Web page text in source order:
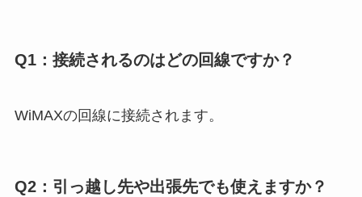
Q1：接続されるのはどの回線ですか？
WiMAXの回線に接続されます。
Q2：引っ越し先や出張先でも使えますか？